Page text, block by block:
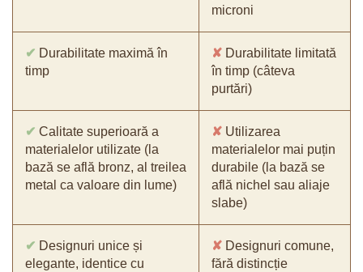
microni
✔ Durabilitate maximă în
timp
✘ Durabilitate limitată
în timp (câteva
purtări)
✔ Calitate superioară a
materialelor utilizate (la
bază se află bronz, al treilea
metal ca valoare din lume)
✘ Utilizarea
materialelor mai puțin
durabile (la bază se
află nichel sau aliaje
slabe)
✔ Designuri unice și
elegante, identice cu
✘ Designuri comune,
fără distincție